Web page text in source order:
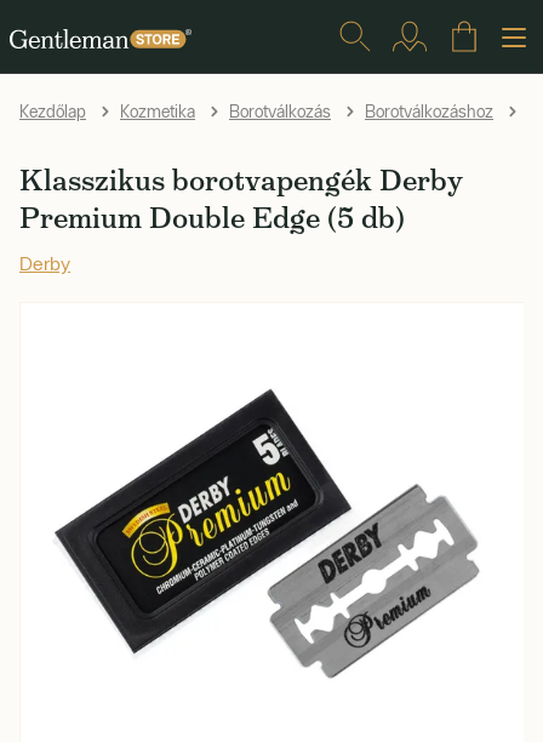
Kezdőlap Kozmetika Borotválkozás Borotválkozáshoz
Klasszikus borotvapengék Derby
Premium Double Edge (5 db)
Derby